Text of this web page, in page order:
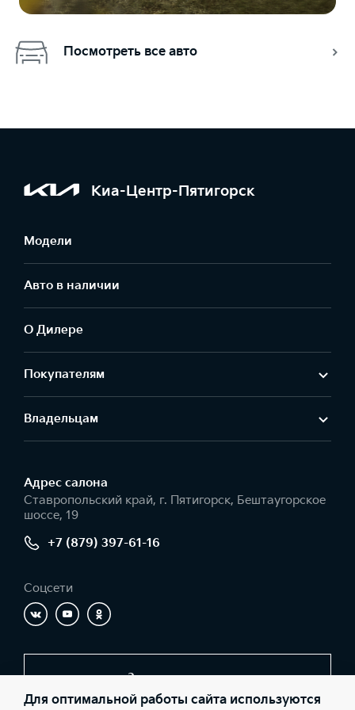
Посмотреть все авто
Киа-Центр-Пятигорск
Модели
Авто в наличии
О Дилере
Покупателям
Владельцам
Адрес салонa
Ставропольский край, г. Пятигорск, Бештаугорское
шоссе, 19
+7 (879) 397-61-16
Соцсети
Заказать звонок
Для оптимальной работы сайта используются